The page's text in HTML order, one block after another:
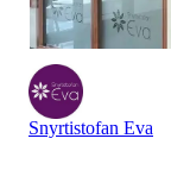
Snyrtistofan Eva